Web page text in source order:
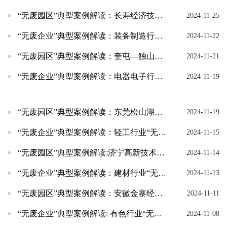
“无废园区”典型案例解读：长寿经济技术开发区“源头管控+示范引领+循环利用+智慧管理”园区... 2024-11-25
“无废企业”典型案例解读：装备制造行业“无废企业”典型案例 2024-11-22
“无废园区”典型案例解读：奎屯—独山子经济技术开发区“三化联动”无废园区模式 2024-11-21
“无废企业”典型案例解读：电器电子行业“无废企业”典型案例 2024-11-19
“无废园区”典型案例解读：东莞松山湖高新技术产业开发区“工业园区全链条固体废物管理模式” 2024-11-19
“无废企业”典型案例解读：轻工行业“无废企业”典型案例 2024-11-15
“无废园区”典型案例解读:济宁高新技术产业开发区“数字化赋能园区产业链无废内循环发展模式” 2024-11-14
“无废企业”典型案例解读：建材行业“无废企业”典型案例 2024-11-13
“无废园区”典型案例解读：安徽金寨经济开发区“工业园区企业间协同高值高效利用模式” 2024-11-11
“无废企业”典型案例解读: 有色行业“无废企业”典型案例 2024-11-08